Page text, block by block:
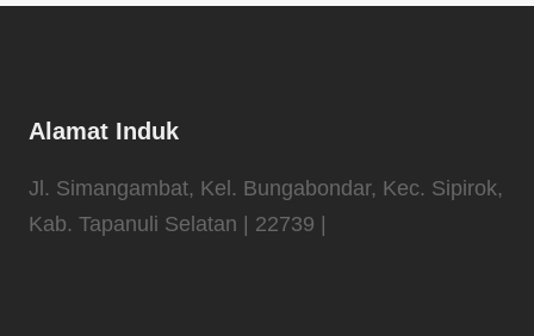
Alamat Induk
Jl. Simangambat, Kel. Bungabondar, Kec. Sipirok,
Kab. Tapanuli Selatan | 22739 |